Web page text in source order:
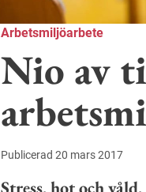
Arbetsmiljöarbete
Nio av
Publicerad 20 mars 2017